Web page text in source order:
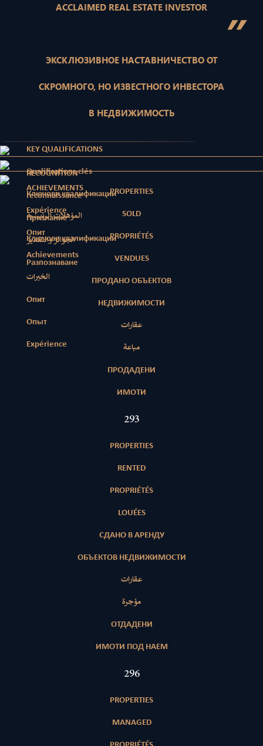
ACCLAIMED REAL ESTATE INVESTOR ”
ЭКСКЛЮЗИВНОЕ НАСТАВНИЧЕСТВО ОТ
СКРОМНОГО, НО ИЗВЕСТНОГО ИНВЕСТОРА
В НЕДВИЖИМОСТЬ
KEY QUALIFICATIONS
Qualifications clés
Ключови квалификации
المؤهلات الرئيسية
Ключови квалификации
RECOGNITION
reconnaissance
Признание
الجوائز والتقدير
Разпознаване
ACHIEVEMENTS
Expérience
Опит
Achievements
الخبرات
Опит
Опыт
Expérience
PROPERTIES
SOLD
PROPRIÉTÉS
VENDUES
ПРОДАНО ОБЪЕКТОВ
НЕДВИЖИМОСТИ
عقارات
مباعة
ПРОДАДЕНИ
ИМОТИ
417
PROPERTIES
RENTED
PROPRIÉTÉS
LOUÉES
СДАНО В АРЕНДУ
ОБЪЕКТОВ НЕДВИЖИМОСТИ
عقارات
مؤجرة
ОТДАДЕНИ
ИМОТИ ПОД НАЕМ
421
PROPERTIES
MANAGED